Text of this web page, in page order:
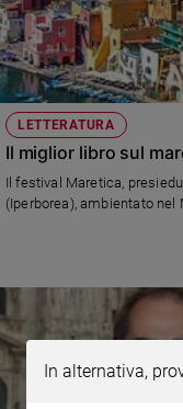
Migranti
Diversità
e
inclusione
Costume
e
spettacoli
Tv
e
streaming
LETTERATURA
Il miglior libro sul
Il festival Maretica,
(Iperborea), ambientato
In alternativa,